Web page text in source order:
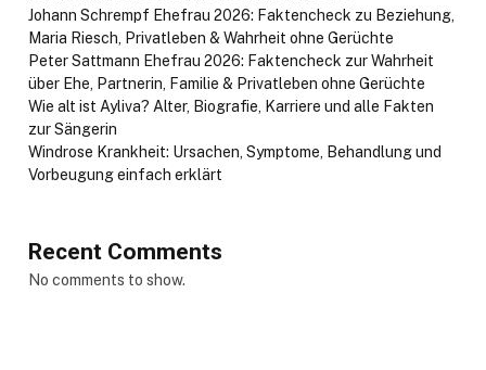
Johann Schrempf Ehefrau 2026: Faktencheck zu Beziehung,
Maria Riesch, Privatleben & Wahrheit ohne Gerüchte
Peter Sattmann Ehefrau 2026: Faktencheck zur Wahrheit
über Ehe, Partnerin, Familie & Privatleben ohne Gerüchte
Wie alt ist Ayliva? Alter, Biografie, Karriere und alle Fakten
zur Sängerin
Windrose Krankheit: Ursachen, Symptome, Behandlung und
Vorbeugung einfach erklärt
Recent Comments
No comments to show.